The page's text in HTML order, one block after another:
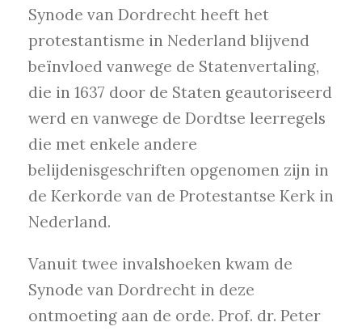
Synode van Dordrecht heeft het
protestantisme in Nederland blijvend
beïnvloed vanwege de Statenvertaling,
die in 1637 door de Staten geautoriseerd
werd en vanwege de Dordtse leerregels
die met enkele andere
belijdenisgeschriften opgenomen zijn in
de Kerkorde van de Protestantse Kerk in
Nederland.
Vanuit twee invalshoeken kwam de
Synode van Dordrecht in deze
ontmoeting aan de orde. Prof. dr. Peter